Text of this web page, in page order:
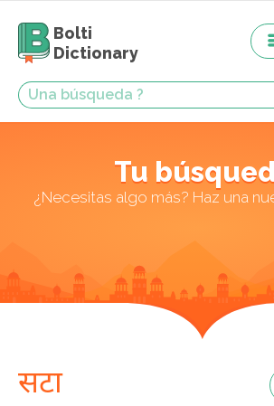
Bolti
Dictionary
Tu
¿Necesitas algo más? Haz una
सटा